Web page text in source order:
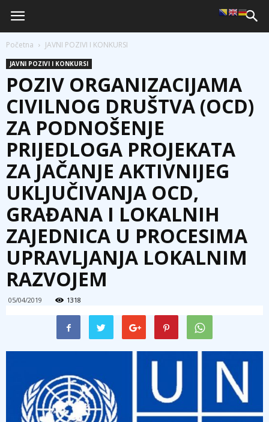
Početna JAVNI POZIVI I KONKURSI
JAVNI POZIVI I KONKURSI
POZIV ORGANIZACIJAMA
CIVILNOG DRUŠTVA (OCD)
ZA PODNOŠENJE
PRIJEDLOGA PROJEKATA
ZA JAČANJE AKTIVNIJEG
UKLJUČIVANJA OCD,
GRAĐANA I LOKALNIH
ZAJEDNICA U PROCESIMA
UPRAVLJANJA LOKALNIM
RAZVOJEM
05/04/2019 1318